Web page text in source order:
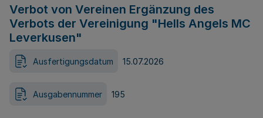
Verbot von Vereinen Ergänzung des
Verbots der Vereinigung "Hells Angels MC
Leverkusen"
Ausfertigungsdatum 15.07.2026
Ausgabennummer 195